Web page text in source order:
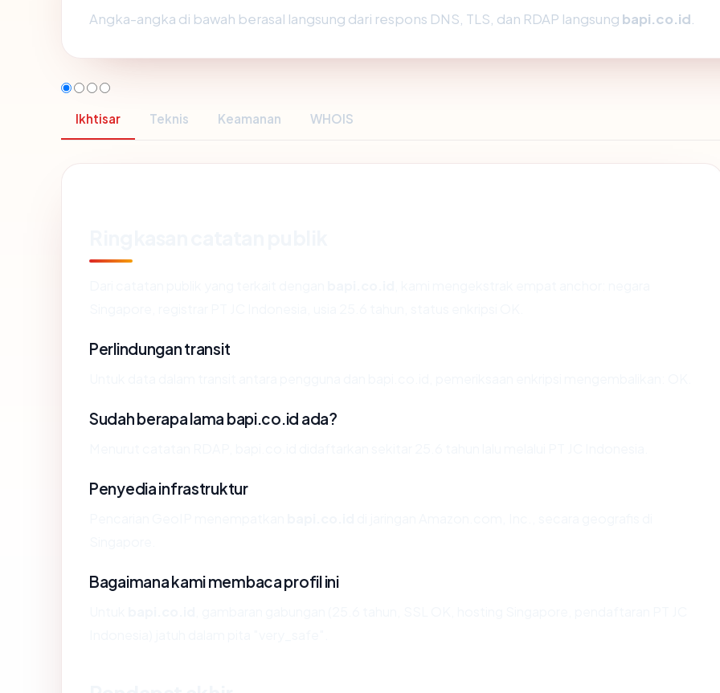
Angka-angka di bawah berasal langsung dari respons DNS, TLS, dan RDAP langsung bapi.co.id
Ikhtisar Teknis Keamanan WHOIS
Perlindungan transit
Sudah berapa lama bapi.co.id ada?
Penyedia infrastruktur
Bagaimana kami membaca profil ini